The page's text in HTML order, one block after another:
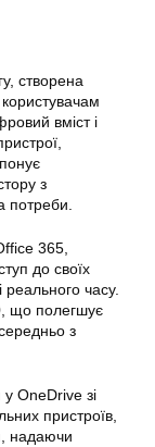
створена
вміст і
з
потреби.
365,
до своїх
часу.
що полегшує
з
OneDrive зі
пристроїв,
надаючи